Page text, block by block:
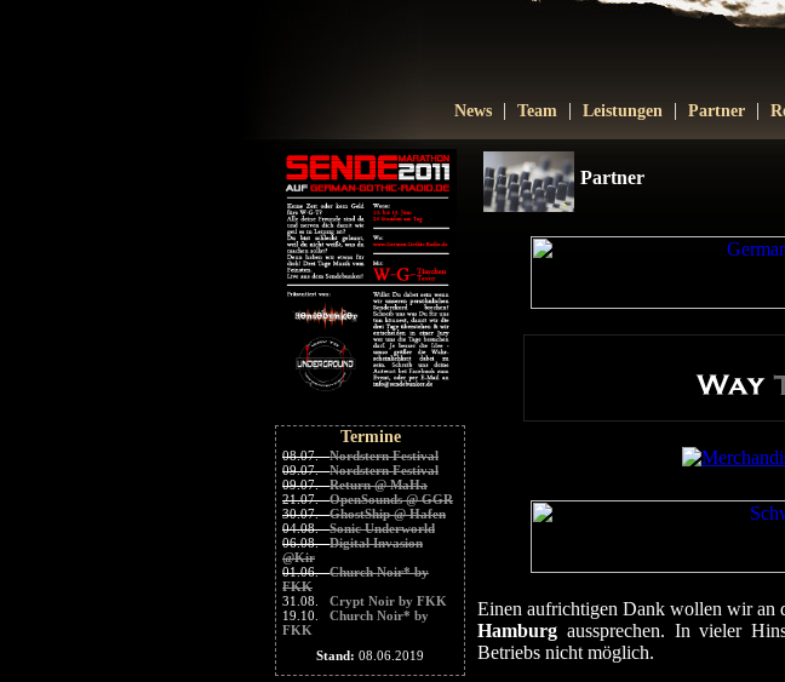
News | Team | Leistungen | Partner |
Partner
Einen aufrichtigen Dank wollen wir an
Hamburg aussprechen. In vieler
Betriebs nicht möglich.